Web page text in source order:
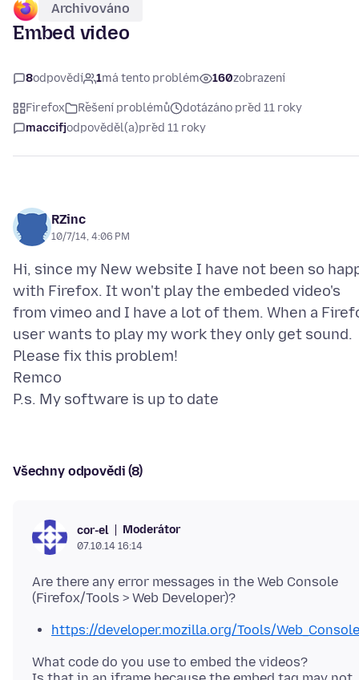
Archivováno
Embed video
8odpovědí 1má tento problém 160zobrazení
Firefox Řešení problémů
dotázáno před 11 roky
maccifjodpověděl(a)před 11 roky
RZinc
10/7/14, 4:06 PM
Hi, since my New website I have not been so
with Firefox. It won't play the embeded video's
from vimeo and I have a lot of them. When a
user wants to play my work they only get sound.
Please fix this problem!
Remco
Všechny odpovědi (8)
cor-el Moderátor
07.10.14 16:14
Are there any error messages in the Web Console
https://developer.mozilla.org/Tools/Web_Console
What code do you use to embed the videos?